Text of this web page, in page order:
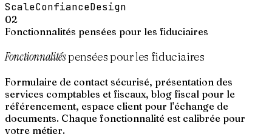
ScaleConfianceDesign
02
Fonctionnalités pensées pour les fiduciaires
Fonctionnalitéspensées pour les fiduciaires
Formulaire de contact sécurisé, présentation des
services comptables et fiscaux, blog fiscal pour le
référencement, espace client pour l'échange de
documents. Chaque fonctionnalité est calibrée pour
votre métier.